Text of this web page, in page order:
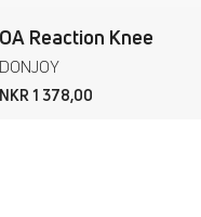
OA Reaction Knee
DONJOY
NKR 1 378,00